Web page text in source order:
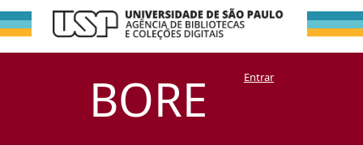
BORE
Busca no Acervo
DSpace/Manakin + CoriscoEntrar